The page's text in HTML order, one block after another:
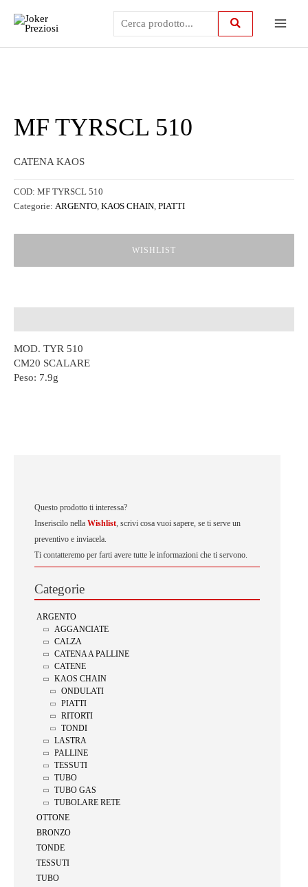
contenuto
Questo prodotto ti interessa?
Inseriscilo nella Wishlist, scrivi cosa vuoi sapere, se ti serve un
preventivo e inviacela.
Ti contatteremo per farti avere tutte le informazioni che ti servono.
Categorie
ARGENTO
AGGANCIATE
CALZA
CATENA A PALLINE
CATENE
KAOS CHAIN
ONDULATI
PIATTI
RITORTI
TONDI
LASTRA
PALLINE
TESSUTI
TUBO
TUBO GAS
TUBOLARE RETE
OTTONE
BRONZO
TONDE
TESSUTI
TUBO
MF TYRSCL 510
CATENA KAOS
COD: MF TYRSCL 510
Categorie: ARGENTO, KAOS CHAIN, PIATTI
WISHLIST
MOD. TYR 510
CM20 SCALARE
Peso: 7.9g